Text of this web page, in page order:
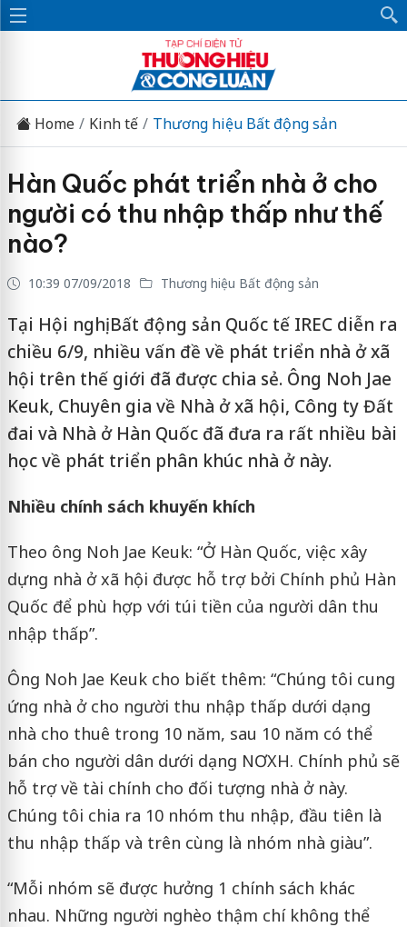
Home Kinh tế Thương hiệu Bất động sản
Hàn Quốc phát triển nhà ở cho
người có thu nhập thấp như thế
nào?
10:39 07/09/2018 Thương hiệu Bất động sản
Tại Hội nghị Bất động sản Quốc tế IREC diễn ra
chiều 6/9, nhiều vấn đề về phát triển nhà ở xã
hội trên thế giới đã được chia sẻ. Ông Noh Jae
Keuk, Chuyên gia về Nhà ở xã hội, Công ty Đất
đai và Nhà ở Hàn Quốc đã đưa ra rất nhiều bài
học về phát triển phân khúc nhà ở này.
Nhiều chính sách khuyến khích
Theo ông Noh Jae Keuk: “Ở Hàn Quốc, việc xây
dựng nhà ở xã hội được hỗ trợ bởi Chính phủ Hàn
Quốc để phù hợp với túi tiền của người dân thu
nhập thấp”.
Ông Noh Jae Keuk cho biết thêm: “Chúng tôi cung
ứng nhà ở cho người thu nhập thấp dưới dạng
nhà cho thuê trong 10 năm, sau 10 năm có thể
bán cho người dân dưới dạng NƠXH. Chính phủ sẽ
hỗ trợ về tài chính cho đối tượng nhà ở này.
Chúng tôi chia ra 10 nhóm thu nhập, đầu tiên là
thu nhập thấp và trên cùng là nhóm nhà giàu”.
“Mỗi nhóm sẽ được hưởng 1 chính sách khác
nhau. Những người nghèo thậm chí không thể